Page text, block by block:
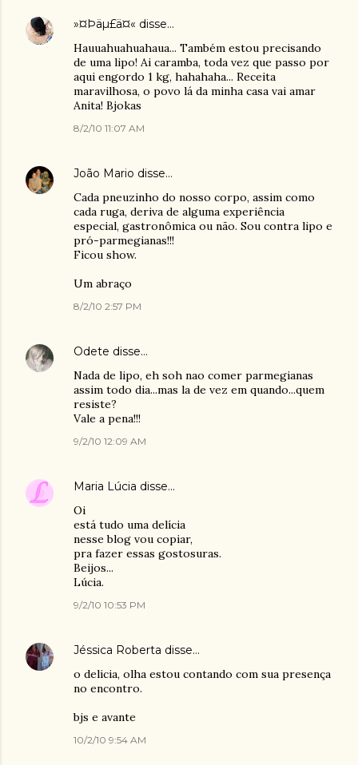
»¤Þäµ£ä¤« disse…
Hauuahuahuahaua... Também estou precisando
de uma lipo! Ai caramba, toda vez que passo por
aqui engordo 1 kg, hahahaha... Receita
maravilhosa, o povo lá da minha casa vai amar
Anita! Bjokas
8/2/10 11:07 AM
João Mario disse…
Cada pneuzinho do nosso corpo, assim como
cada ruga, deriva de alguma experiência
especial, gastronômica ou não. Sou contra lipo e
pró-parmegianas!!!
Ficou show.
Um abraço
8/2/10 2:57 PM
Odete disse…
Nada de lipo, eh soh nao comer parmegianas
assim todo dia...mas la de vez em quando...quem
resiste?
Vale a pena!!!
9/2/10 12:09 AM
Maria Lúcia disse…
Oi
está tudo uma delícia
nesse blog vou copiar,
pra fazer essas gostosuras.
Beijos...
Lúcia.
9/2/10 10:53 PM
Jéssica Roberta disse…
o delicia, olha estou contando com sua presença
no encontro.
bjs e avante
10/2/10 9:54 AM